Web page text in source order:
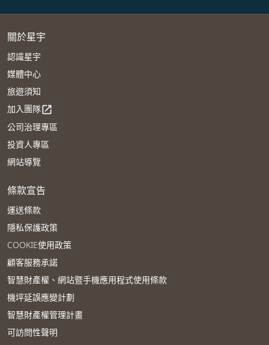
關於星宇
認識星宇
媒體中心
旅遊須知
加入團隊open_in_new
公司治理專區
投資人專區
網站導覽
條款宣告
運送條款
隱私保護政策
COOKIE使用政策
顧客服務承諾
智慧財產權、網站暨手機應用程式使用條款
機坪延誤應變計劃
智慧財產權管理計畫
可訪問性聲明